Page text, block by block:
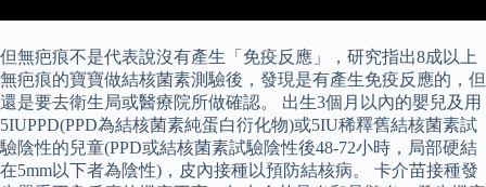
但無疤痕不是代表說沒有產生「免疫反應」，研究指出8成以上
無疤痕的寶寶做結核菌素測驗後，發現是有產生免疫反應的，但
還是要去衛生局或醫療院所做確認。 出生3個月以內的嬰兒及用
5IUPPD(PPD為結核菌素純蛋白衍化物)或5IU稀釋舊結核菌素試
驗陰性的兒童(PPD或結核菌素試驗陰性後48-72小時，局部硬結
在5mm以下者為陰性)，皮內接種以預防結核病。 卡介苗接種發